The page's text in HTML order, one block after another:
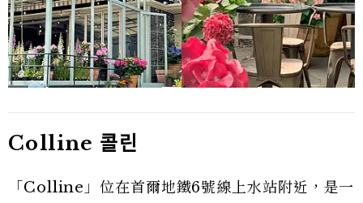
Colline 콜린
「Colline」位在首爾地鐵6號線上水站附近，是一